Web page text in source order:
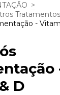
>
-
D